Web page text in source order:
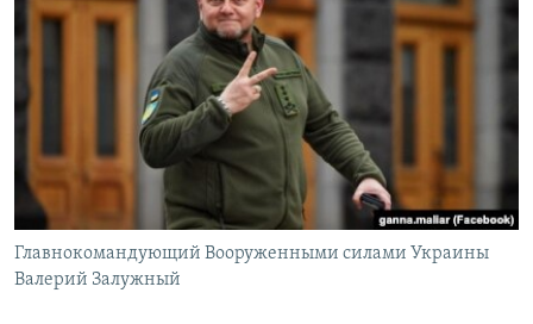
Главнокомандующий Вооруженными силами Украины
Валерий Залужный